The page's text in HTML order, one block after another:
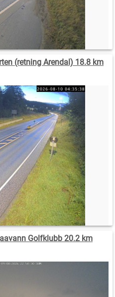
(retning Arendal) 18.8 km
Golfklubb 20.2 km